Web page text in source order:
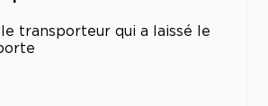
transporteur qui a laissé le